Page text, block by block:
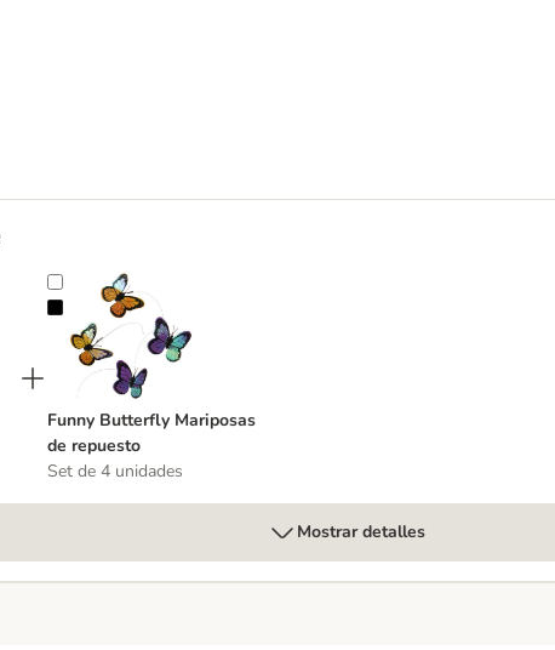
para gatos
Funny Butterfly Mariposas de repuesto
Funny Butterfly Mariposas
de repuesto
Set de 4 unidades
Mostrar detalles